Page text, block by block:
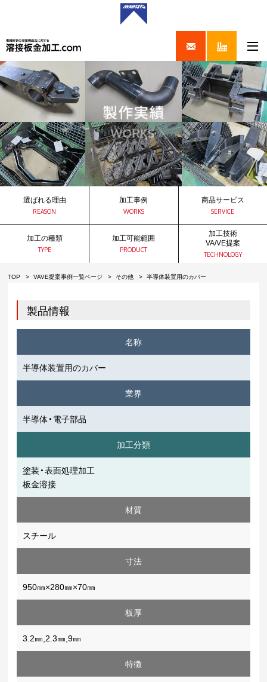
選ばれる理由
REASON
加工事例
WORKS
商品サービス
SERVICE
加工の種類
TYPE
加工可能範囲
PRODUCT
加工技術
VA/VE提案
TECHNOLOGY
TOP VAVE提案事例一覧ページ その他 半導体装置用のカバー
製品情報
名称
半導体装置用のカバー
業界
半導体・電子部品
加工分類
塗装・表面処理加工
板金溶接
材質
スチール
寸法
950㎜×280㎜×70㎜
板厚
3.2㎜,2.3㎜,9㎜
特徴